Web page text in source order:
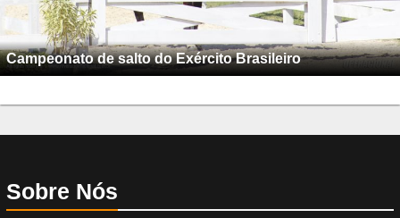
Campeonato de salto do Exército Brasileiro
Sobre Nós